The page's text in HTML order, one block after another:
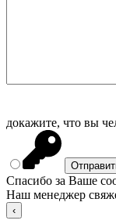
докажите, что вы
Спасибо за Ваше
Наш менеджер